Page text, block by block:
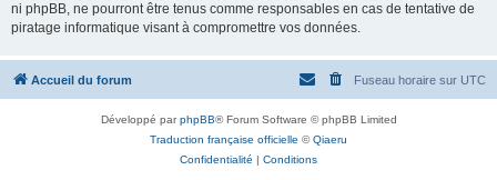
ni phpBB, ne pourront être tenus comme responsables en cas de tentative de
piratage informatique visant à compromettre vos données.
Accueil du forum Fuseau horaire sur UTC
Développé parphpBB® Forum Software © phpBB Limited
Traduction française officielle ©Qiaeru
Confidentialité | Conditions